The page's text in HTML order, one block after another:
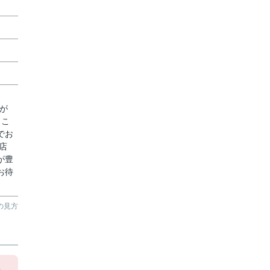
お
豊
待
見方